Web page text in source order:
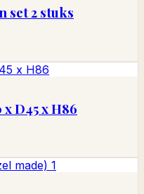
set 2 stuks
D45 x H86